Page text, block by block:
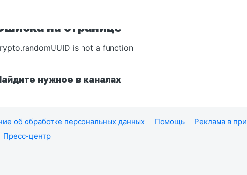
на странице
is not a function
нужное в каналах
об обработке персональных данных Помощь Реклама в
Пресс-центр